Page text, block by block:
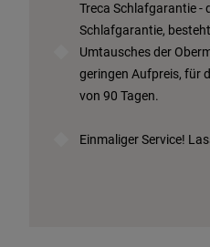
Treca Schlafgarantie -
Schlafgarantie,
Umtausches der
geringen Aufpreis, für
von 90 Tagen.
Einmaliger Service!